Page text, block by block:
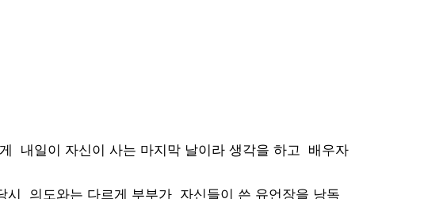
내일이 자신이 사는 마지막 날이라 생각을 하고 배우자
시 의도와는 다르게 부부가 자신들이 쓴 유언장을 낭독